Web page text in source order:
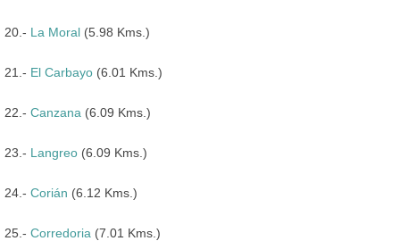
20.- La Moral (5.98 Kms.)
21.- El Carbayo (6.01 Kms.)
22.- Canzana (6.09 Kms.)
23.- Langreo (6.09 Kms.)
24.- Corián (6.12 Kms.)
25.- Corredoria (7.01 Kms.)